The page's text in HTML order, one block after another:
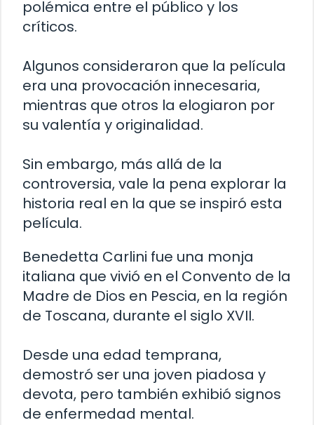
polémica entre el público y los
críticos.
Algunos consideraron que la película
era una provocación innecesaria,
mientras que otros la elogiaron por
su valentía y originalidad.
Sin embargo, más allá de la
controversia, vale la pena explorar la
historia real en la que se inspiró esta
película.
Benedetta Carlini fue una monja
italiana que vivió en el Convento de la
Madre de Dios en Pescia, en la región
de Toscana, durante el siglo XVII.
Desde una edad temprana,
demostró ser una joven piadosa y
devota, pero también exhibió signos
de enfermedad mental.